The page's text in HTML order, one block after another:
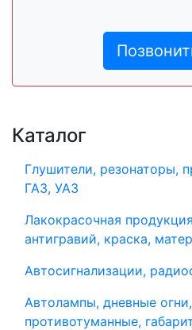
Каталог
Глушители, резонаторы,
ГАЗ, УАЗ
Лакокрасочная
антигравий, краска,
Автосигнализации,
Автолампы, дневные
противотуманные,